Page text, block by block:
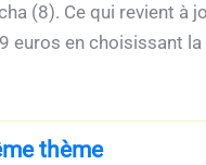
(8). Ce qui revient à
euros en choisissant
thème